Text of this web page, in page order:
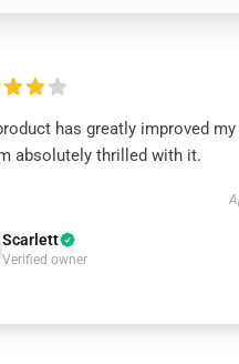
has greatly improved
absolutely thrilled with it.
Scarlett
Verified owner